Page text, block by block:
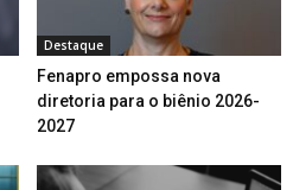
Destaque
Fenapro empossa nova
diretoria para o biênio 2026-
2027